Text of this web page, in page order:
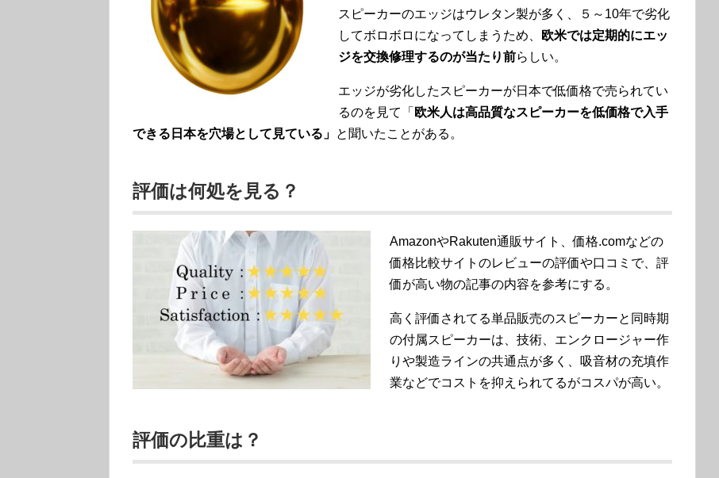
スピーカーのエッジはウレタン製が多く、５～10年で劣化
してボロボロになってしまうため、
欧米では定期的にエッ
ジを交換修理するのが当たり前らしい。
エッジが劣化したスピーカーが日本で低価格で売られてい
るのを見て「 欧米人は高品質なスピーカーを低価格で入手
できる日本を穴場として見ている」 と聞いたことがある。
評価は何処を見る？
AmazonやRakuten通販サイト、価格.comなどの
価格比較サイトのレビューの評価や口コミで、評
価が高い物の記事の内容を参考にする。
高く評価されてる単品販売のスピーカーと同時期
の付属スピーカーは、技術、エンクロージャー作
りや製造ラインの共通点が多く、吸音材の充填作
業などでコストを抑えられてるがコスパが高い。
評価の比重は？